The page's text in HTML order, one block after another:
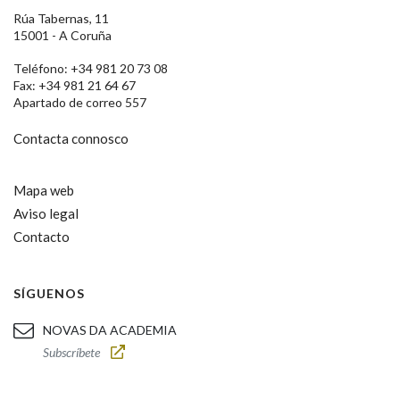
Rúa Tabernas, 11
15001 - A Coruña
Teléfono: +34 981 20 73 08
Fax: +34 981 21 64 67
Apartado de correo 557
Contacta connosco
Mapa web
Aviso legal
Contacto
SÍGUENOS
NOVAS DA ACADEMIA
Subscríbete